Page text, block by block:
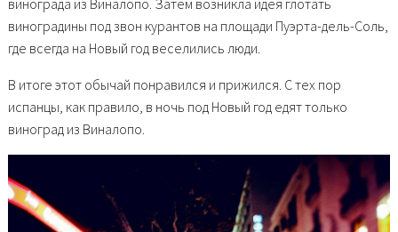
винограда из Виналопо. Затем возникла идея глотать
виноградины под звон курантов на площади Пуэрта-дель-Соль,
где всегда на Новый год веселились люди.
В итоге этот обычай понравился и прижился. С тех пор
испанцы, как правило, в ночь под Новый год едят только
виноград из Виналопо.